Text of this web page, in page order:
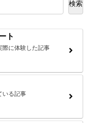
検索
ト
際に体験した記事
いる記事